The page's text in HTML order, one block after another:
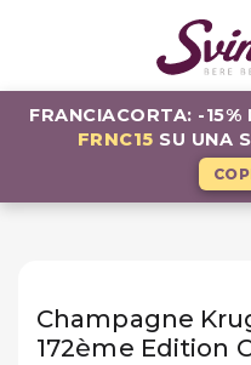
TUTTI I
BIANCHI
VINI
FRANCIACORTA: -
FRNC15 SU UNA
Champagne
172ème Edition